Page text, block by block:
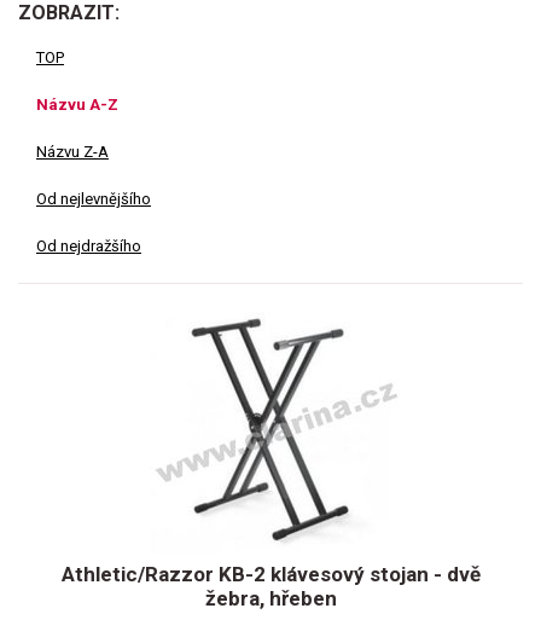
ZOBRAZIT:
TOP
Názvu A-Z
Názvu Z-A
Od nejlevnějšího
Od nejdražšího
Athletic/Razzor KB-2 klávesový stojan - dvě
žebra, hřeben